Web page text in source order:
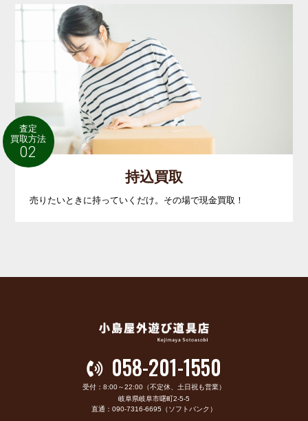
査定
買取方法
02
持込買取
売りたいときに持っていくだけ。その場で現金買取！
058-201-1550
受付：8:00～22:00（不定休、土日祝も営業）
岐阜県岐阜市曙町2-5-5
直通：090-7316-6695（ソフトバンク）